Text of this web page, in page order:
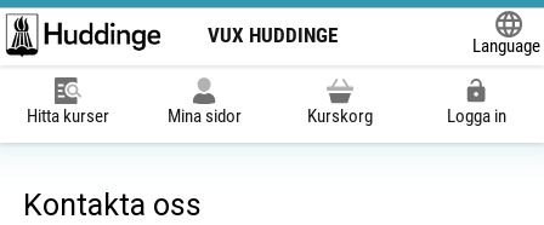
VUX HUDDINGE
Language
Hitta kurser Mina sidor Kurskorg Logga in
Kontakta oss